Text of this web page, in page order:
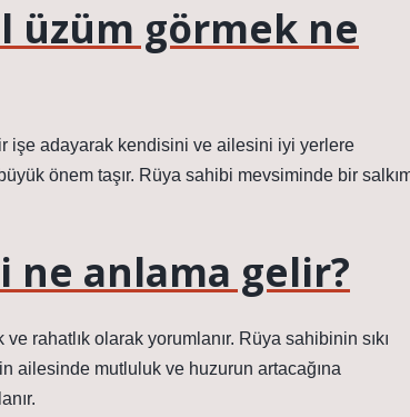
üzüm görmek ne
işe adayarak kendisini ve ailesini iyi yerlere
önem taşır. Rüya sahibi mevsiminde bir
ne anlama gelir?
rahatlık olarak yorumlanır. Rüya sahibinin sıkı
ailesinde mutluluk ve huzurun artacağına